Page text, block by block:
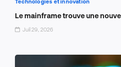
Le mainframe trouve une
Juil 29, 2026